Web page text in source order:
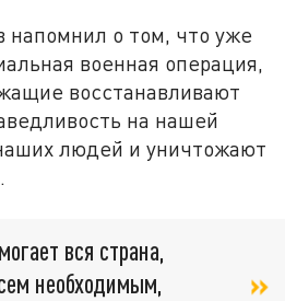
о том, что уже
военная операция,
восстанавливают
на нашей
людей и уничтожают
вся страна,
необходимым,